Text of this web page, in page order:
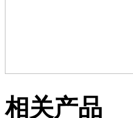
相关产品